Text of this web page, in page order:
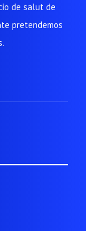
de salut de
pretendemos